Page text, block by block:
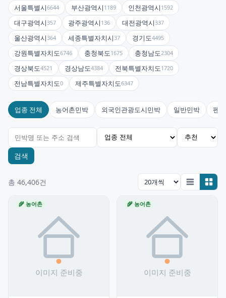
서울특별시6644 부산광역시 1189 인천광역시 1592
대구광역시357 광주광역시 136 대전광역시337
울산광역시364 세종특별자치시37 경기도4495
강원특별자치도6746 충청북도1675 충청남도2304
경상북도4521 경상남도4384 전북특별자치도1720
전남특별자치도0 제주특별자치도6347
업종 전체 농어촌민박 외국인관광도시민박 일반민박 펜션
검색
총 46,406건
🌾 농어촌 🌾 농어촌